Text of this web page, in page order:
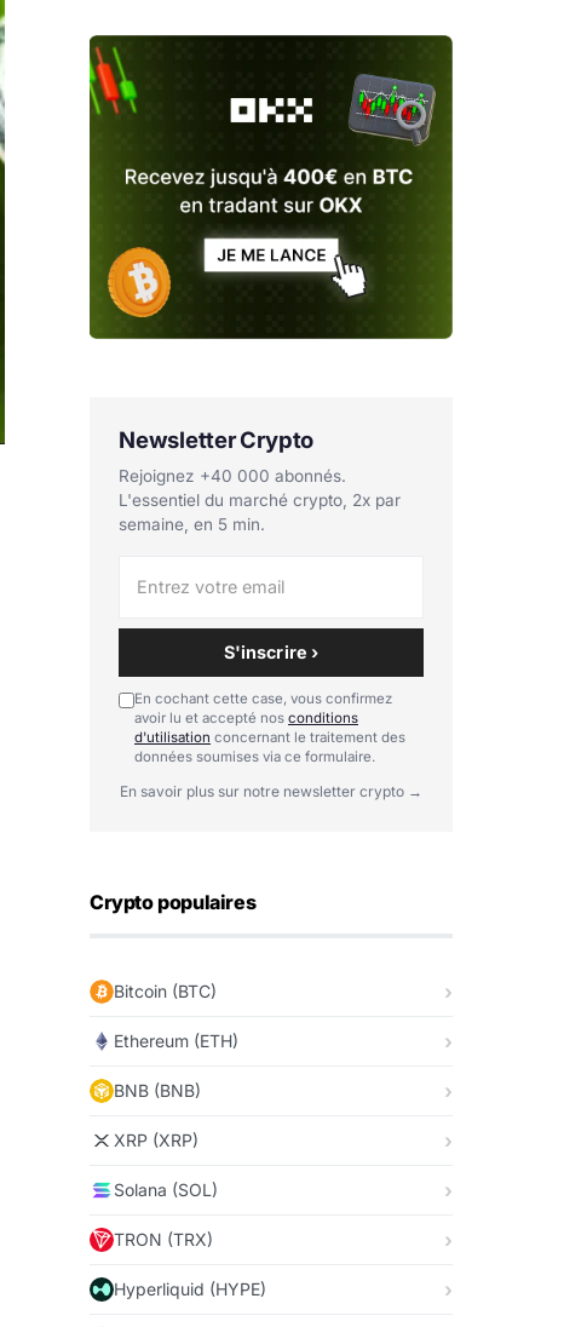
Newsletter Crypto
Rejoignez +40 000 abonnés.
L'essentiel du marché crypto, 2x par
semaine, en 5 min.
S'inscrire ›
En cochant cette case, vous confirmez
avoir lu et accepté nos conditions
d'utilisation concernant le traitement des
données soumises via ce formulaire.
En savoir plus sur notre newsletter crypto →
Crypto populaires
Bitcoin (BTC)
Ethereum (ETH)
BNB (BNB)
XRP (XRP)
Solana (SOL)
TRON (TRX)
Hyperliquid (HYPE)